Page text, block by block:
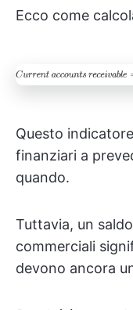
Ecco come
Questo
finanziari a
quando.
Tuttavia, un
commerciali
devono ancora